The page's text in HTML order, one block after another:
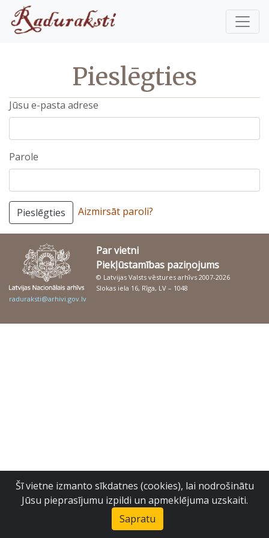
Pieslēgties
Jūsu e-pasta adrese
Parole
Pieslēgties Aizmirsāt paroli?
Par vietni
Piekļūstamības paziņojums
© Latvijas Valsts vēstures arhīvs 2007-2026
Slokas iela 16, Rīga, LV – 1048
raduraksti@arhivi.gov.lv
Šī vietne izmanto sīkdatnes (cookies), lai nodrošinātu
Jūsu pieprasījumu izpildi un apmeklējuma uzskaiti.
Sapratu